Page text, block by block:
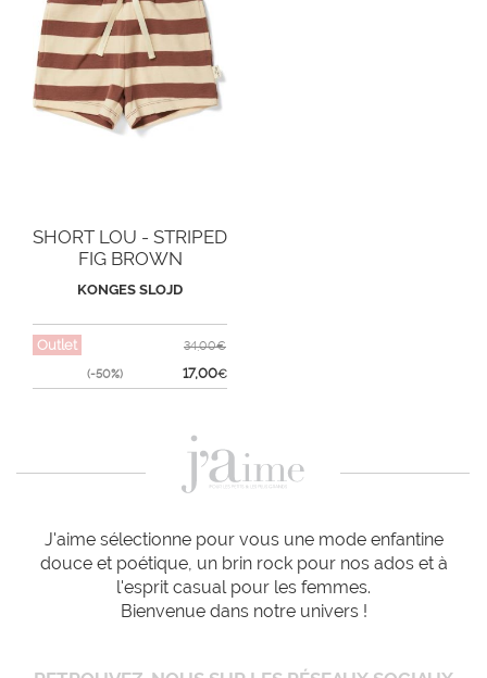
SHORT LOU - STRIPED
FIG BROWN
KONGES SLOJD
Outlet
(-50%)
34,00€
17,00€
J'aime sélectionne pour vous une mode enfantine
douce et poétique, un brin rock pour nos ados et à
l'esprit casual pour les femmes.
Bienvenue dans notre univers !